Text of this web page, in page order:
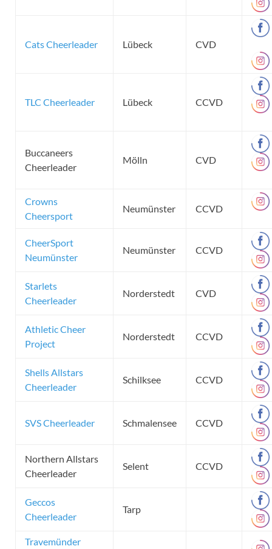
Cats Cheerleader Lübeck CVD
TLC Cheerleader Lübeck CCVD
Buccaneers
Cheerleader
Mölln CVD
Crowns
Cheersport
Neumünster CCVD
CheerSport
Neumünster
Neumünster CCVD
Starlets
Cheerleader
Norderstedt CVD
Athletic Cheer
Project
Norderstedt CCVD
Shells Allstars
Cheerleader
Schilksee CCVD
SVS Cheerleader Schmalensee CCVD
Northern Allstars
Cheerleader
Selent CCVD
Geccos
Cheerleader
Tarp
Travemünder